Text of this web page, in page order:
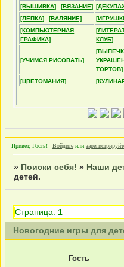
[ВЫШИВКА] [ВЯЗАНИЕ]
[ЛЕПКА]
[ВАЛЯНИЕ]
[КОМПЬЮТЕРНАЯ
ГРАФИКА]
КЛУБ]
[УЧИМСЯ РИСОВАТЬ]
ТОРТОВ]
[ЦВЕТОМАНИЯ]
Привет, Гость! Войдите или
» Поиски себя! » Наши
детей.
Новогодние игры для
Страница: 1
Гость